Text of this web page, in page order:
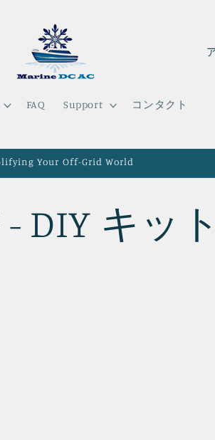
FAQ Support コンタクト
国
Your Off-Grid World
DIY キッ